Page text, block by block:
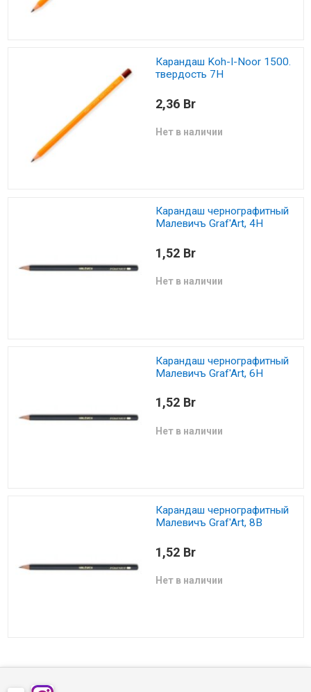
Карандаш Koh-I-Noor 1500.
твердость 7H
2,36 Br
Нет в наличии
Карандаш чернографитный
Малевичъ Graf'Art, 4Н
1,52 Br
Нет в наличии
Карандаш чернографитный
Малевичъ Graf'Art, 6Н
1,52 Br
Нет в наличии
Карандаш чернографитный
Малевичъ Graf'Art, 8В
1,52 Br
Нет в наличии